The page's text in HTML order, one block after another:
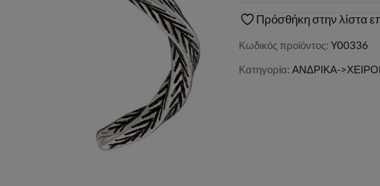
Πρόσθήκη στην λίστα
Κωδικός προϊόντος: Y00336
Κατηγορία: ΑΝΔΡΙΚΑ-